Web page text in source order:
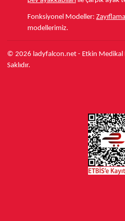
Fonksiyonel Modeller:
modellerimiz.
© 2026 ladyfalcon.net - Etkin Medikal
Saklıdır.